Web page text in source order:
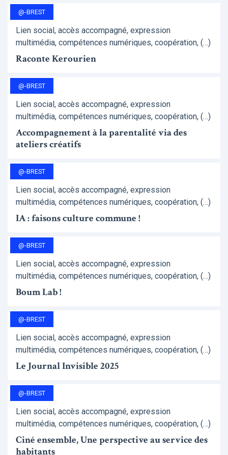
@-BREST
Lien social, accès accompagné, expression
multimédia, compétences numériques, coopération, (…)
Raconte Kerourien
@-BREST
Lien social, accès accompagné, expression
multimédia, compétences numériques, coopération, (…)
Accompagnement à la parentalité via des
ateliers créatifs
@-BREST
Lien social, accès accompagné, expression
multimédia, compétences numériques, coopération, (…)
IA : faisons culture commune !
@-BREST
Lien social, accès accompagné, expression
multimédia, compétences numériques, coopération, (…)
Boum Lab !
@-BREST
Lien social, accès accompagné, expression
multimédia, compétences numériques, coopération, (…)
Le Journal Invisible 2025
@-BREST
Lien social, accès accompagné, expression
multimédia, compétences numériques, coopération, (…)
Ciné ensemble, Une perspective au service des
habitants